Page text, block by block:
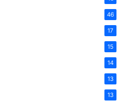
46
17
15
14
13
13